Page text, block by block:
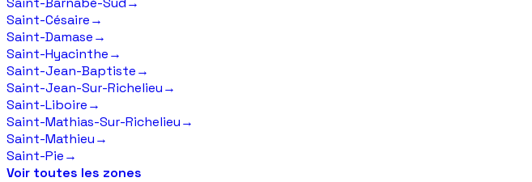
Saint-Césaire→
Saint-Damase→
Saint-Hyacinthe→
Saint-Jean-Baptiste→
Saint-Jean-Sur-Richelieu→
Saint-Liboire→
Saint-Mathias-Sur-Richelieu→
Saint-Mathieu→
Saint-Pie→
Voir toutes les zones